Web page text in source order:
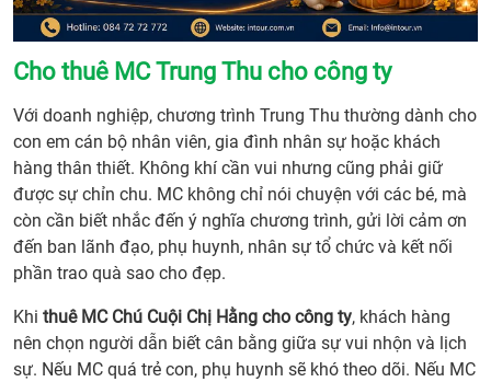
Cho thuê MC Trung Thu cho công ty
Với doanh nghiệp, chương trình Trung Thu thường dành cho
con em cán bộ nhân viên, gia đình nhân sự hoặc khách
hàng thân thiết. Không khí cần vui nhưng cũng phải giữ
được sự chỉn chu. MC không chỉ nói chuyện với các bé, mà
còn cần biết nhắc đến ý nghĩa chương trình, gửi lời cảm ơn
đến ban lãnh đạo, phụ huynh, nhân sự tổ chức và kết nối
phần trao quà sao cho đẹp.
Khi thuê MC Chú Cuội Chị Hằng cho công ty, khách hàng
nên chọn người dẫn biết cân bằng giữa sự vui nhộn và lịch
sự. Nếu MC quá trẻ con, phụ huynh sẽ khó theo dõi. Nếu MC